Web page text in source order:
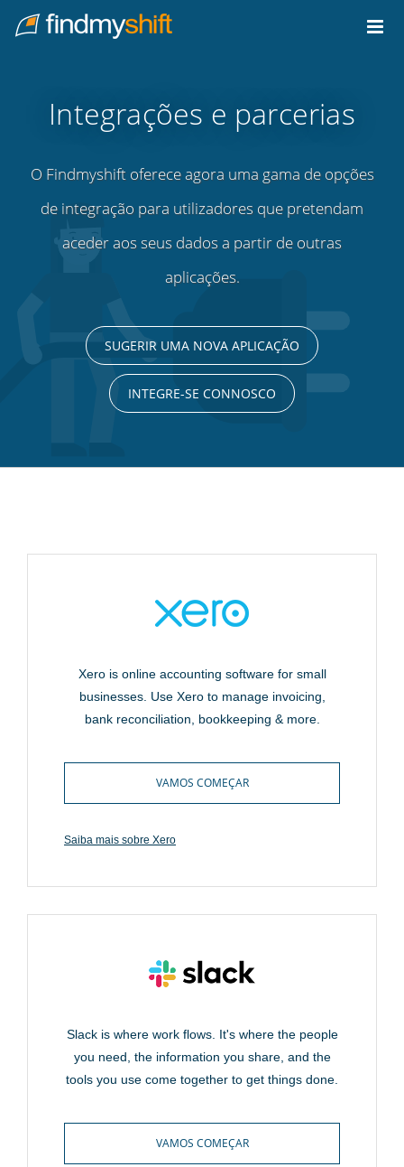
Casa
Integrações e parcerias
O Findmyshift oferece agora uma gama de opções
de integração para utilizadores que pretendam
aceder aos seus dados a partir de outras
aplicações.
SUGERIR UMA NOVA APLICAÇÃO
INTEGRE-SE CONNOSCO
Xero is online accounting software for small
businesses. Use Xero to manage invoicing,
bank reconciliation, bookkeeping & more.
VAMOS COMEÇAR
Saiba mais sobre Xero
Slack is where work flows. It's where the people
you need, the information you share, and the
tools you use come together to get things done.
VAMOS COMEÇAR